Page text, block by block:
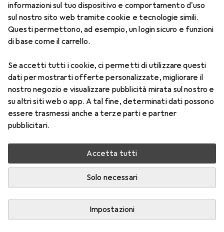
informazioni sul tuo dispositivo e comportamento d'uso
sul nostro sito web tramite cookie e tecnologie simili.
Questi permettono, ad esempio, un login sicuro e funzioni
di base come il carrello.
Se accetti tutti i cookie, ci permetti di utilizzare questi
dati per mostrarti offerte personalizzate, migliorare il
nostro negozio e visualizzare pubblicità mirata sul nostro e
su altri siti web o app. A tal fine, determinati dati possono
essere trasmessi anche a terze parti e partner
pubblicitari.
Accetta tutti
Solo necessari
Impostazioni
1 Immagine
Air Optix più HydraGlyde per
-2, Obiettivo mensile, 6 pz., Torico
Prezzo in EUR IVA incl.
EUR
47,29 EUR
7,88/1pz.
Consegna tra lun, 17/8 e mer, 19/8
Più di 10 pezzi in stock presso il fornitore
Aggiungi al carrello